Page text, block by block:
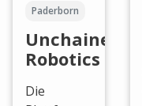
Paderborn
Unchained
Robotics
Die